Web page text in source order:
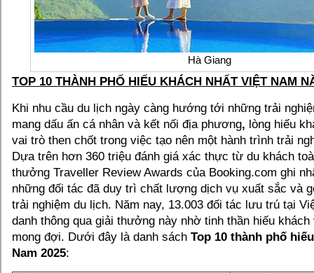
Hà Giang
TOP 10 THÀNH PHỐ HIẾU KHÁCH NHẤT VIỆT NAM
Khi nhu cầu du lịch ngày càng hướng tới những trải
mang dấu ấn cá nhân và kết nối địa phương, lòng hiếu
vai trò then chốt trong việc tạo nên một hành trình trải
Dựa trên hơn 360 triệu đánh giá xác thực từ du khách
thưởng Traveller Review Awards của Booking.com ghi
những đối tác đã duy trì chất lượng dịch vụ xuất sắc và
trải nghiệm du lịch. Năm nay, 13.003 đối tác lưu trú tại
danh thông qua giải thưởng này nhờ tinh thần hiếu
mong đợi. Dưới đây là danh sách Top 10 thành phố
Nam 2025: